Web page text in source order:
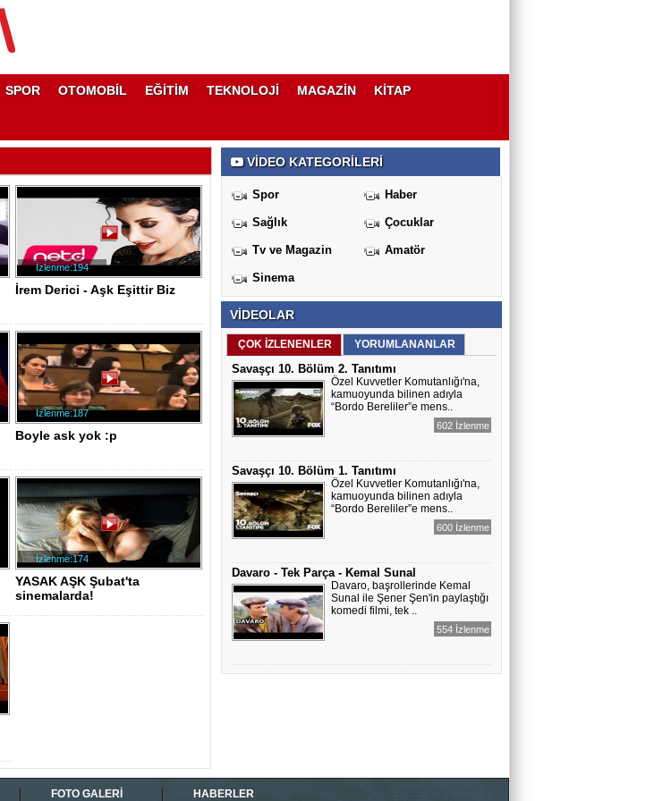
SPOR OTOMOBİL EĞİTİM TEKNOLOJİ MAGAZİN KİTAP
İrem Derici - Aşk Eşittir Biz
İzlenme:194
Boyle ask yok :p
İzlenme:187
YASAK AŞK Şubat'ta
sinemalarda!
İzlenme:174
VİDEO KATEGORİLERİ
Spor Haber
Sağlık Çocuklar
Tv ve Magazin Amatör
Sinema
VİDEOLAR
ÇOK İZLENENLER YORUMLANANLAR
Savaşçı 10. Bölüm 2. Tanıtımı
Özel Kuvvetler Komutanlığı'na,
kamuoyunda bilinen adıyla
“Bordo Bereliler”e mens..
602 İzlenme
Savaşçı 10. Bölüm 1. Tanıtımı
Özel Kuvvetler Komutanlığı'na,
kamuoyunda bilinen adıyla
“Bordo Bereliler”e mens..
600 İzlenme
Davaro - Tek Parça - Kemal Sunal
Davaro, başrollerinde Kemal
Sunal ile Şener Şen'in paylaştığı
komedi filmi, tek ..
554 İzlenme
FOTO GALERİ HABERLER